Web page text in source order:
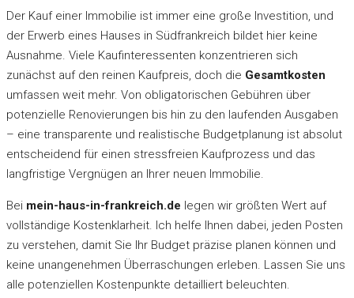
Der Kauf einer Immobilie ist immer eine große Investition, und
der Erwerb eines Hauses in Südfrankreich bildet hier keine
Ausnahme. Viele Kaufinteressenten konzentrieren sich
zunächst auf den reinen Kaufpreis, doch die Gesamtkosten
umfassen weit mehr. Von obligatorischen Gebühren über
potenzielle Renovierungen bis hin zu den laufenden Ausgaben
– eine transparente und realistische Budgetplanung ist absolut
entscheidend für einen stressfreien Kaufprozess und das
langfristige Vergnügen an Ihrer neuen Immobilie.
Bei mein-haus-in-frankreich.de legen wir größten Wert auf
vollständige Kostenklarheit. Ich helfe Ihnen dabei, jeden Posten
zu verstehen, damit Sie Ihr Budget präzise planen können und
keine unangenehmen Überraschungen erleben. Lassen Sie uns
alle potenziellen Kostenpunkte detailliert beleuchten.